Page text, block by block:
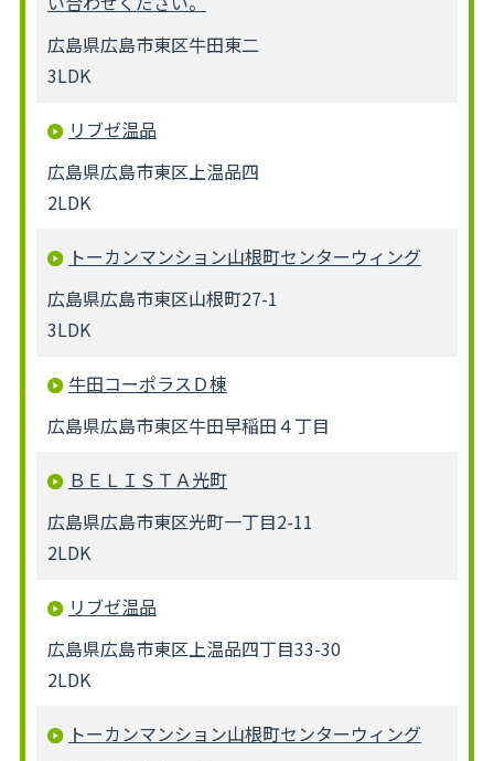
広島県広島市東区牛田東二
3LDK
リブゼ温品
広島県広島市東区上温品四
2LDK
トーカンマンション山根町センターウィング
広島県広島市東区山根町27-1
3LDK
牛田コーポラスＤ棟
広島県広島市東区牛田早稲田４丁目
ＢＥＬＩＳＴＡ光町
広島県広島市東区光町一丁目2-11
2LDK
リブゼ温品
広島県広島市東区上温品四丁目33-30
2LDK
トーカンマンション山根町センターウィング